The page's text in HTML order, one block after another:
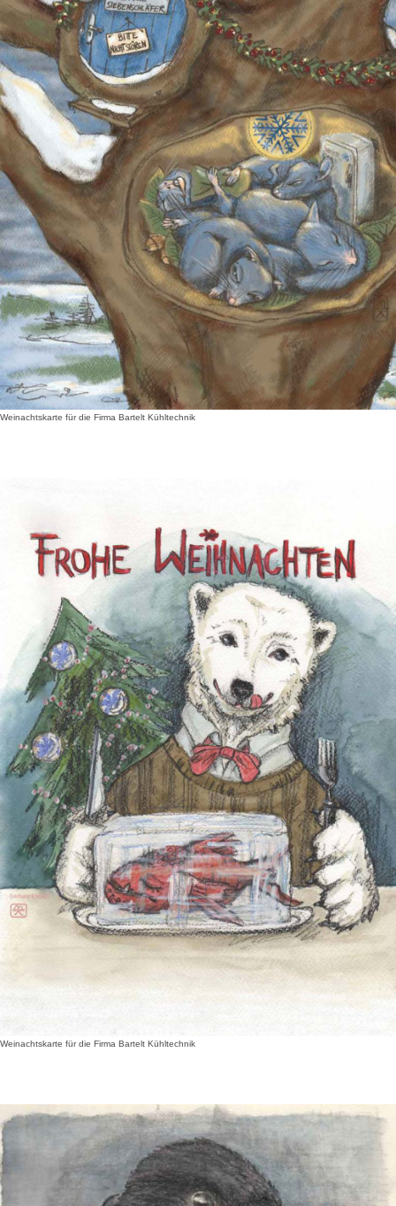
Weinachtskarte für die Firma Bartelt Kühltechnik
Weinachtskarte für die Firma Bartelt Kühltechnik